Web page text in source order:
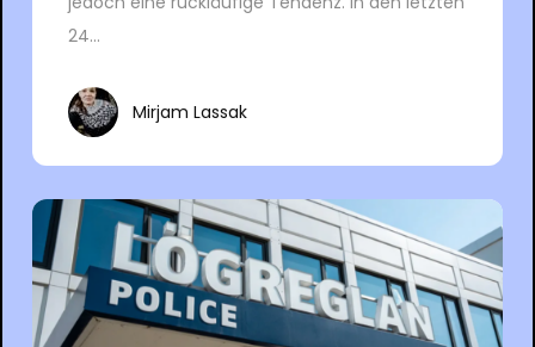
24...
Mirjam Lassak